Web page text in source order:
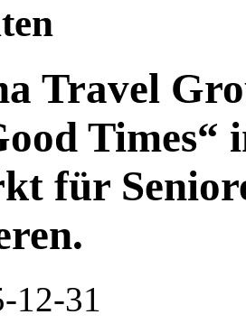
Travel
Times“
für
12-31